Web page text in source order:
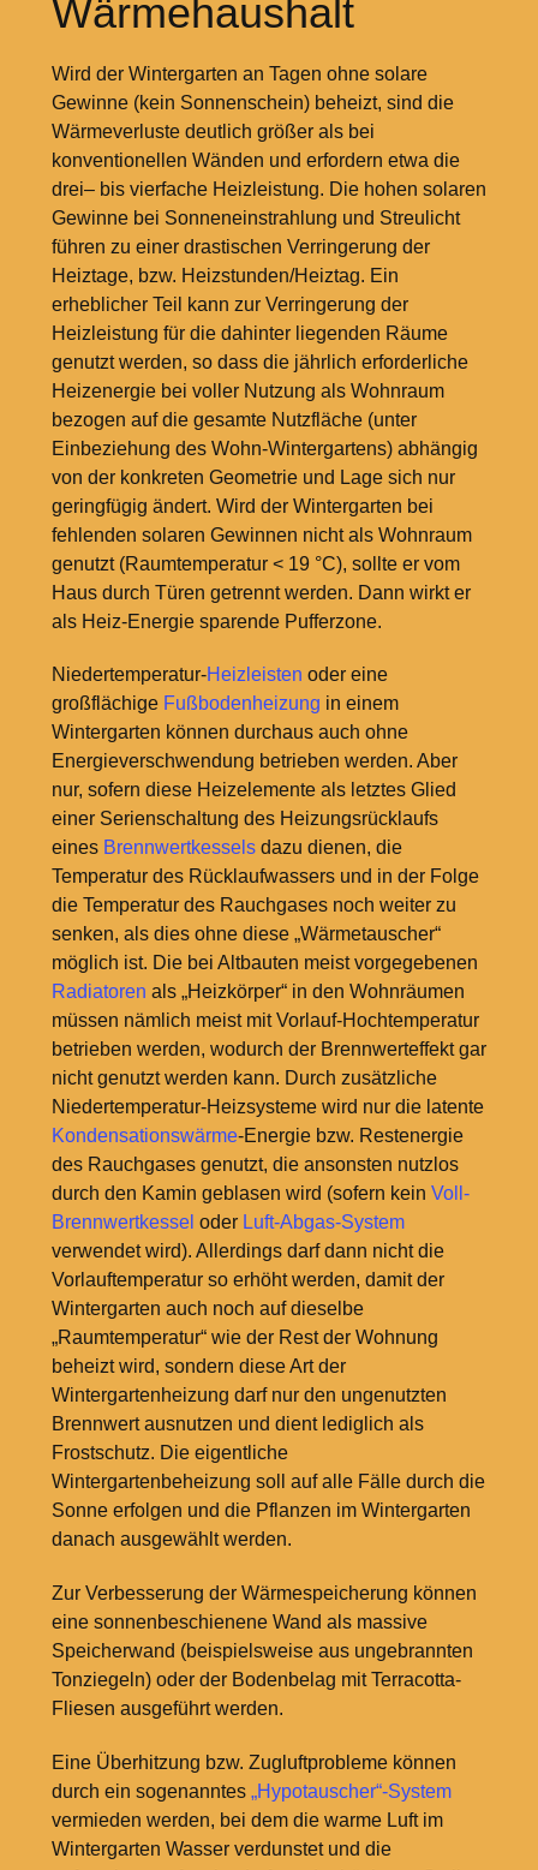
Wärmehaushalt
Wird der Wintergarten an Tagen ohne solare
Gewinne (kein Sonnenschein) beheizt, sind die
Wärmeverluste deutlich größer als bei
konventionellen Wänden und erfordern etwa die
drei– bis vierfache Heizleistung. Die hohen solaren
Gewinne bei Sonneneinstrahlung und Streulicht
führen zu einer drastischen Verringerung der
Heiztage, bzw. Heizstunden/Heiztag. Ein
erheblicher Teil kann zur Verringerung der
Heizleistung für die dahinter liegenden Räume
genutzt werden, so dass die jährlich erforderliche
Heizenergie bei voller Nutzung als Wohnraum
bezogen auf die gesamte Nutzfläche (unter
Einbeziehung des Wohn-Wintergartens) abhängig
von der konkreten Geometrie und Lage sich nur
geringfügig ändert. Wird der Wintergarten bei
fehlenden solaren Gewinnen nicht als Wohnraum
genutzt (Raumtemperatur < 19 °C), sollte er vom
Haus durch Türen getrennt werden. Dann wirkt er
als Heiz-Energie sparende Pufferzone.
Niedertemperatur-Heizleisten oder eine
großflächige Fußbodenheizung in einem
Wintergarten können durchaus auch ohne
Energieverschwendung betrieben werden. Aber
nur, sofern diese Heizelemente als letztes Glied
einer Serienschaltung des Heizungsrücklaufs
eines Brennwertkesselsdazu dienen, die
Temperatur des Rücklaufwassers und in der Folge
die Temperatur des Rauchgases noch weiter zu
senken, als dies ohne diese „Wärmetauscher“
möglich ist. Die bei Altbauten meist vorgegebenen
Radiatoren als „Heizkörper“ in den Wohnräumen
müssen nämlich meist mit Vorlauf-Hochtemperatur
betrieben werden, wodurch der Brennwerteffekt gar
nicht genutzt werden kann. Durch zusätzliche
Niedertemperatur-Heizsysteme wird nur die latente
Kondensationswärme-Energie bzw. Restenergie
des Rauchgases genutzt, die ansonsten nutzlos
durch den Kamin geblasen wird (sofern kein Voll-
Brennwertkessel oder Luft-Abgas-System
verwendet wird). Allerdings darf dann nicht die
Vorlauftemperatur so erhöht werden, damit der
Wintergarten auch noch auf dieselbe
„Raumtemperatur“ wie der Rest der Wohnung
beheizt wird, sondern diese Art der
Wintergartenheizung darf nur den ungenutzten
Brennwert ausnutzen und dient lediglich als
Frostschutz. Die eigentliche
Wintergartenbeheizung soll auf alle Fälle durch die
Sonne erfolgen und die Pflanzen im Wintergarten
danach ausgewählt werden.
Zur Verbesserung der Wärmespeicherung können
eine sonnenbeschienene Wand als massive
Speicherwand (beispielsweise aus ungebrannten
Tonziegeln) oder der Bodenbelag mit Terracotta-
Fliesen ausgeführt werden.
Eine Überhitzung bzw. Zugluftprobleme können
durch ein sogenanntes „Hypotauscher“-System
vermieden werden, bei dem die warme Luft im
Wintergarten Wasser verdunstet und die